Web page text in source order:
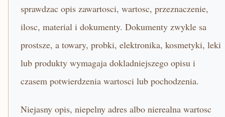
sprawdzac opis zawartosci, wartosc, przeznaczenie,
ilosc, material i dokumenty. Dokumenty zwykle sa
prostsze, a towary, probki, elektronika, kosmetyki, leki
lub produkty wymagaja dokladniejszego opisu i
czasem potwierdzenia wartosci lub pochodzenia.
Niejasny opis, niepelny adres albo nierealna wartosc